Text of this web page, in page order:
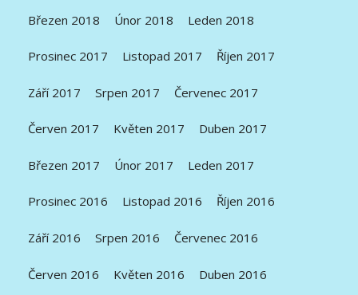
Březen 2018 Únor 2018 Leden 2018
Prosinec 2017 Listopad 2017 Říjen 2017
Září 2017 Srpen 2017 Červenec 2017
Červen 2017 Květen 2017 Duben 2017
Březen 2017 Únor 2017 Leden 2017
Prosinec 2016 Listopad 2016 Říjen 2016
Září 2016 Srpen 2016 Červenec 2016
Červen 2016 Květen 2016 Duben 2016